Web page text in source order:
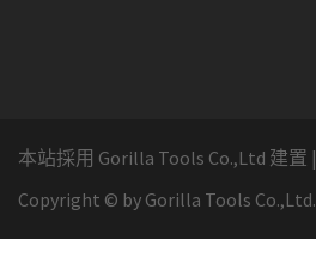
本站採用 Gorilla Tools Co.,Ltd 建置 |
Copyright © by Gorilla Tools Co.,Ltd.